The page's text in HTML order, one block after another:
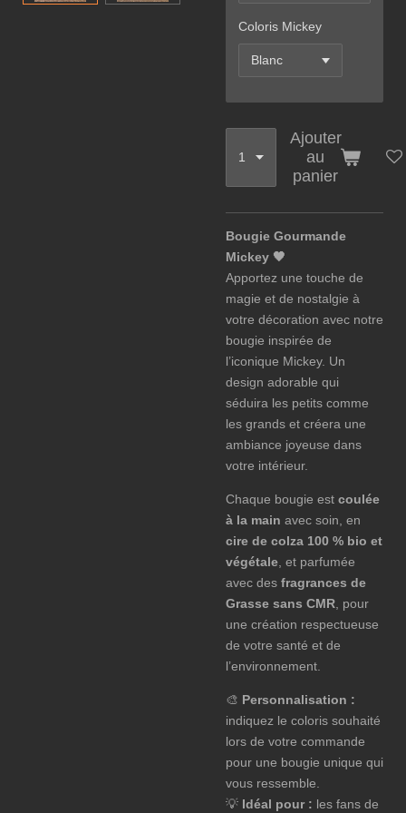
Coloris Mickey
Ajouter
au
panier
Bougie Gourmande
Mickey 🖤
Apportez une touche de
magie et de nostalgie à
votre décoration avec notre
bougie inspirée de
l’iconique Mickey. Un
design adorable qui
séduira les petits comme
les grands et créera une
ambiance joyeuse dans
votre intérieur.
Chaque bougie est coulée
à la main avec soin, en
cire de colza 100 % bio et
végétale , et parfumée
avec des fragrances de
Grasse sans CMR , pour
une création respectueuse
de votre santé et de
l’environnement.
🎨 Personnalisation :
indiquez le coloris souhaité
lors de votre commande
pour une bougie unique qui
vous ressemble.
💡 Idéal pour : les fans de